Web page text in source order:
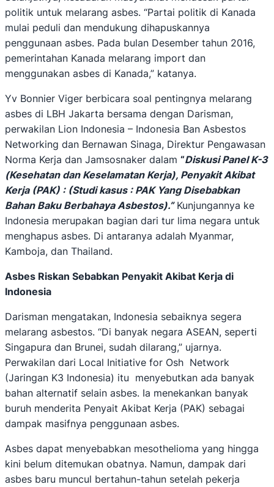
politik untuk melarang asbes. “Partai politik di Kanada
mulai peduli dan mendukung dihapuskannya
penggunaan asbes. Pada bulan Desember tahun 2016,
pemerintahan Kanada melarang import dan
menggunakan asbes di Kanada,” katanya.
Yv Bonnier Viger berbicara soal pentingnya melarang
asbes di LBH Jakarta bersama dengan Darisman,
perwakilan Lion Indonesia – Indonesia Ban Asbestos
Networking dan Bernawan Sinaga, Direktur Pengawasan
Norma Kerja dan Jamsosnaker dalam “Diskusi Panel K-3
(Kesehatan dan Keselamatan Kerja), Penyakit Akibat
Kerja (PAK) : (Studi kasus : PAK Yang Disebabkan
Bahan Baku Berbahaya Asbestos).”Kunjungannya ke
Indonesia merupakan bagian dari tur lima negara untuk
menghapus asbes. Di antaranya adalah Myanmar,
Kamboja, dan Thailand.
Asbes Riskan Sebabkan Penyakit Akibat Kerja di
Indonesia
Darisman mengatakan, Indonesia sebaiknya segera
melarang asbestos. “Di banyak negara ASEAN, seperti
Singapura dan Brunei, sudah dilarang,” ujarnya.
Perwakilan dari Local Initiative for Osh Network
(Jaringan K3 Indonesia) itu menyebutkan ada banyak
bahan alternatif selain asbes. Ia menekankan banyak
buruh menderita Penyait Akibat Kerja (PAK) sebagai
dampak masifnya penggunaan asbes.
Asbes dapat menyebabkan mesothelioma yang hingga
kini belum ditemukan obatnya. Namun, dampak dari
asbes baru muncul bertahun-tahun setelah pekerja